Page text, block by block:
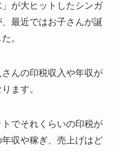
が大ヒットしたシンガ
最近ではお子さんが誕
。
んの印税収入や年収が
ます。
でそれくらいの印税が
収や稼ぎ、売上げはど